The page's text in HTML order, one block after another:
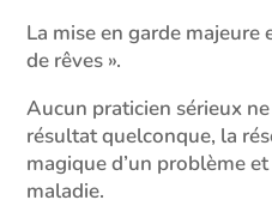
La mise en garde majeure
de rêves ».
Aucun praticien sérieux
résultat quelconque, la
magique d’un problème
maladie.